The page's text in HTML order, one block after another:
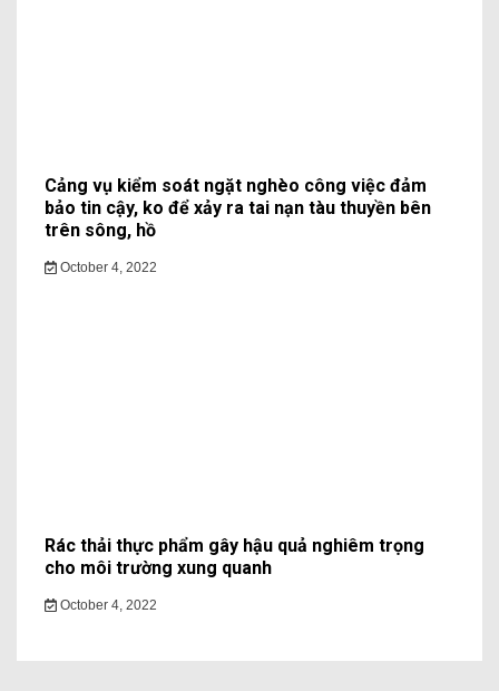
Cảng vụ kiểm soát ngặt nghèo công việc đảm
bảo tin cậy, ko để xảy ra tai nạn tàu thuyền bên
trên sông, hồ
October 4, 2022
Rác thải thực phẩm gây hậu quả nghiêm trọng
cho môi trường xung quanh
October 4, 2022